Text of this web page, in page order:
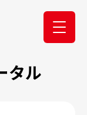
タル